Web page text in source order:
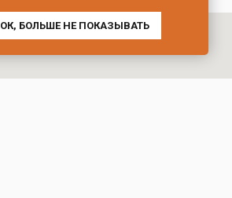
ОК, БОЛЬШЕ НЕ ПОКАЗЫВАТЬ